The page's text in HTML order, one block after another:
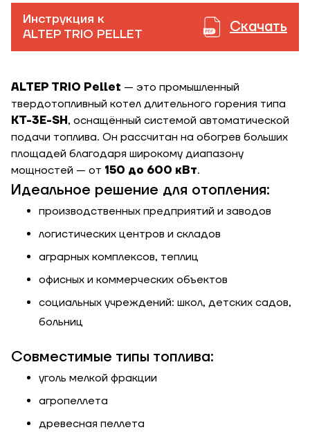
Инструкция к
ALTEP TRIO PELLET
Скачать
ALTEP TRIO Pellet — это промышленный
твердотопливный котел длительного горения типа
КТ-3Е-SH, оснащённый системой автоматической
подачи топлива. Он рассчитан на обогрев больших
площадей благодаря широкому диапазону
мощностей — от 150 до 600 кВт.
Идеальное решение для отопления:
производственных предприятий и заводов
логистических центров и складов
аграрных комплексов, теплиц
офисных и коммерческих объектов
социальных учреждений: школ, детских садов,
больниц
Совместимые типы топлива:
уголь мелкой фракции
агропеллета
древесная пеллета